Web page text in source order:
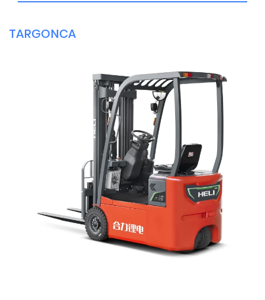
TARGONCA